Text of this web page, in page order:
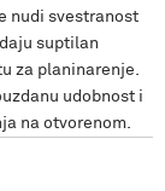
nudi svestranost
suptilan
za planinarenje.
udobnost i
na otvorenom.